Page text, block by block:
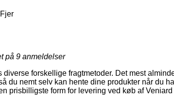
på 9 anmeldelser
forskellige fragtmetoder. Det mest
du nemt selv kan hente dine produkter når du
prisbilligste form for levering ved køb af